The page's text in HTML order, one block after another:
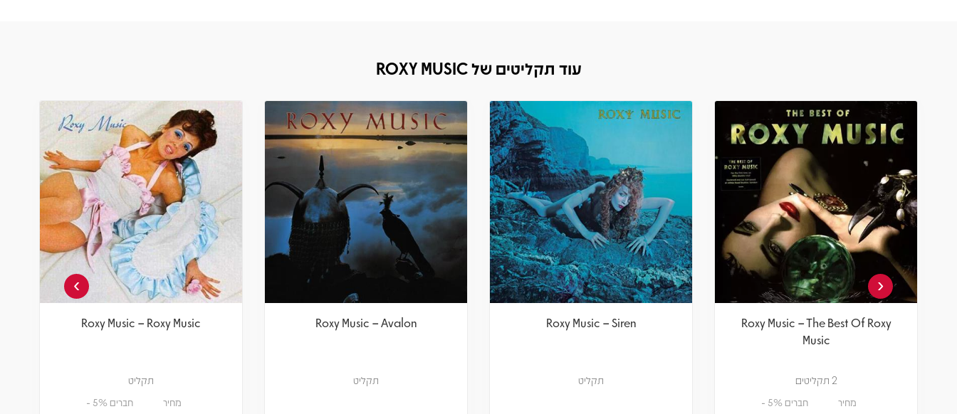
עוד תקליטים של ROXY MUSIC
Roxy Music – Siren
תקליט
Roxy Music – Avalon
תקליט
Roxy Music – Roxy Music
תקליט
Roxy Music – For Your Pleasure
תקליט
מחיר
129
₪
חברים 5% -
122.55
₪
הוספה לסל
‹
›